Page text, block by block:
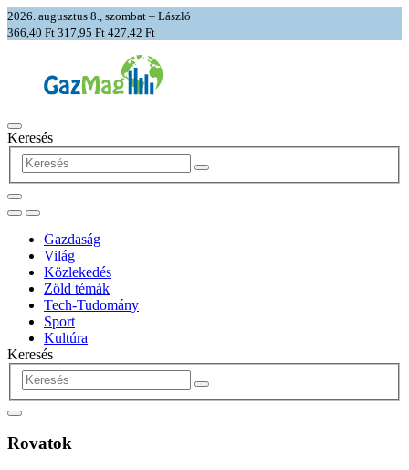
2026. augusztus 8., szombat – László
366,40 Ft 317,95 Ft 427,42 Ft
Keresés
Gazdaság
Világ
Közlekedés
Zöld témák
Tech-Tudomány
Sport
Kultúra
Keresés
Rovatok